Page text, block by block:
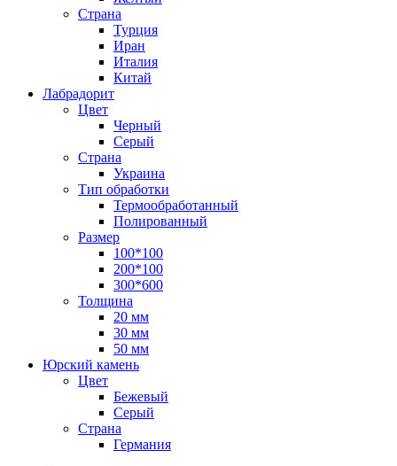
Страна
Турция
Иран
Италия
Китай
Лабрадорит
Цвет
Черный
Серый
Страна
Украина
Тип обработки
Термообработанный
Полированный
Размер
100*100
200*100
300*600
Толщина
20 мм
30 мм
50 мм
Юрский камень
Цвет
Бежевый
Серый
Страна
Германия